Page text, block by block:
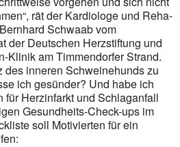
rät der Kardiologe und Reha-
Schwaab vom
der Deutschen Herzstiftung und
Klinik am Timmendorfer Strand.
des inneren Schweinehunds zu
ich gesünder? Und habe ich
Herzinfarkt und Schlaganfall
Gesundheits-Check-ups im
soll Motivierten für ein